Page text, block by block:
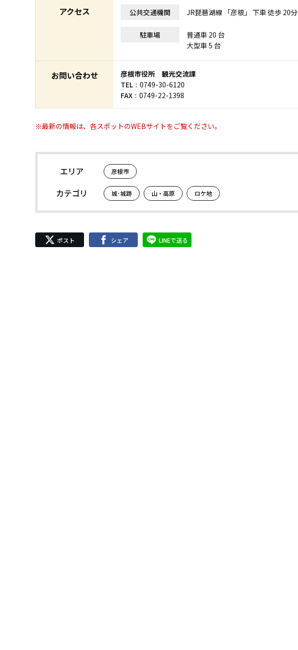
アクセス 公共交通機関 JR琵琶湖線 「彦根」 下車 徒歩 20分
駐車場
普通車 20 台
大型車 5 台
お問い合わせ
彦根市役所 観光交流課
TEL
0749-30-6120
FAX
0749-22-1398
※最新の情報は、各スポットのWEBサイトをご覧ください。
エリア 彦根市
カテゴリ 城･城跡 山・高原 ロケ地
ポスト シェア LINEで送る